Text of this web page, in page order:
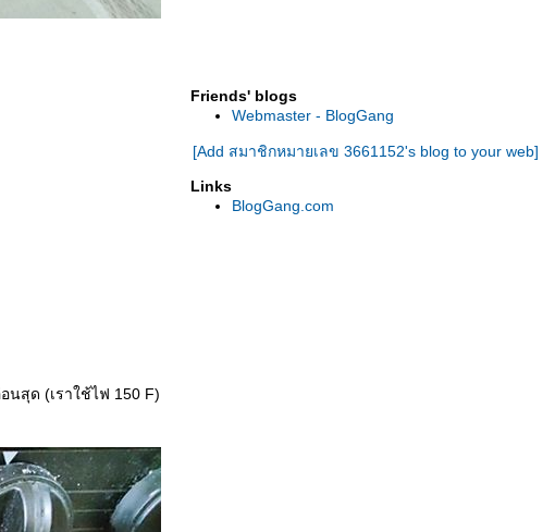
นสุด (เราใช้ไฟ 150 F)
ไปซื้อของ ร้านซุปเปอร์มาเกต เกาหลี "H mart"
tripadvisor ชวนมาชิม "ร้านอาหารไทย"
ไก่หมักกระเทียม พามีซานซ้อส + ข้าวกึ่ง
Friends' blogs
Webmaster - BlogGang
[Add สมาชิกหมายเลข 3661152's blog to your web]
Links
BlogGang.com